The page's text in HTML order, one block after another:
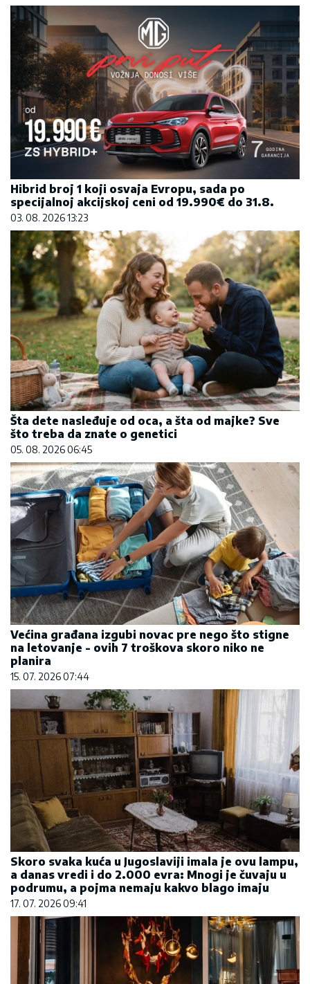
Hibrid broj 1 koji osvaja Evropu, sada po
specijalnoj akcijskoj ceni od 19.990€ do 31.8.
03. 08. 2026 13:23
Šta dete nasleđuje od oca, a šta od majke? Sve
što treba da znate o genetici
05. 08. 2026 06:45
Većina građana izgubi novac pre nego što stigne
na letovanje - ovih 7 troškova skoro niko ne
planira
15. 07. 2026 07:44
Skoro svaka kuća u Jugoslaviji imala je ovu lampu,
a danas vredi i do 2.000 evra: Mnogi je čuvaju u
podrumu, a pojma nemaju kakvo blago imaju
17. 07. 2026 09:41